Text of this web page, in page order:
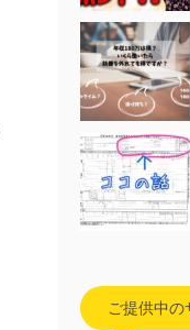
ご提供中の